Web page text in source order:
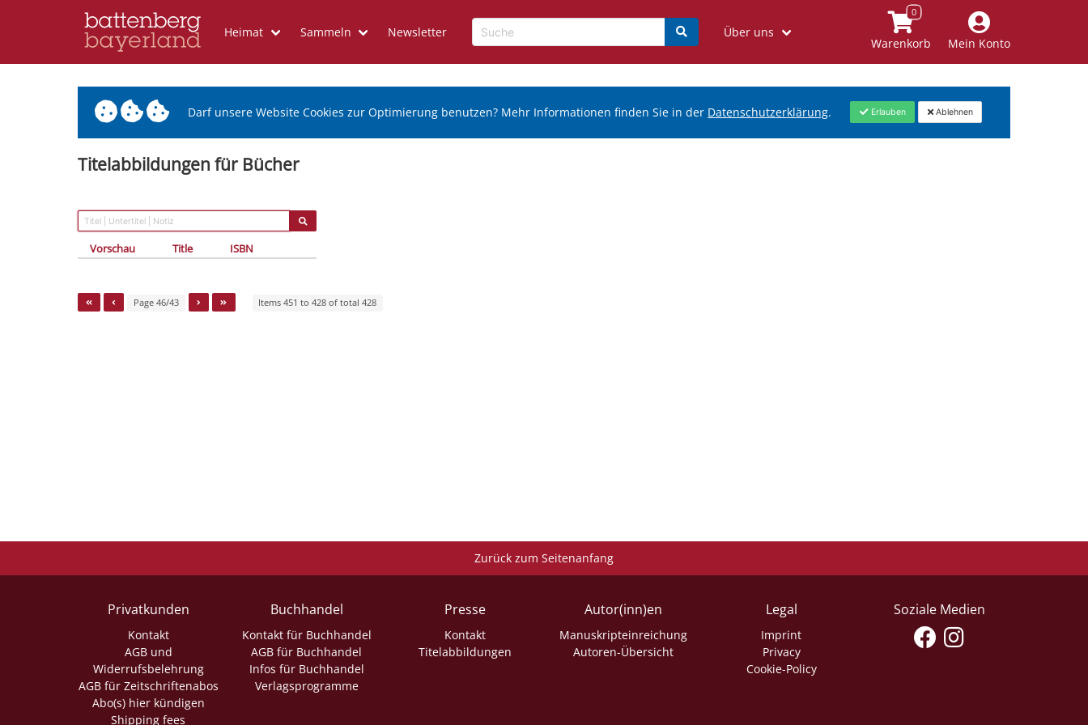
Heimat Sammeln Newsletter Über uns
Warenkorb Mein Konto
Darf unsere Website Cookies zur Optimierung benutzen? Mehr Informationen finden Sie in der Datenschutzerklärung. Erlauben Ablehnen
Titelabbildungen für Bücher
Vorschau Title ISBN
Page 46/43 Items 451 to 428 of total 428
Zurück zum Seitenanfang
Privatkunden
Kontakt
AGB und
Widerrufsbelehrung
AGB für Zeitschriftenabos
Abo(s) hier kündigen
Shipping fees
Buchhandel
Kontakt für Buchhandel
AGB für Buchhandel
Infos für Buchhandel
Verlagsprogramme
Presse
Kontakt
Titelabbildungen
Autor(inn)en
Manuskripteinreichung
Autoren-Übersicht
Legal
Imprint
Privacy
Cookie-Policy
Soziale Medien